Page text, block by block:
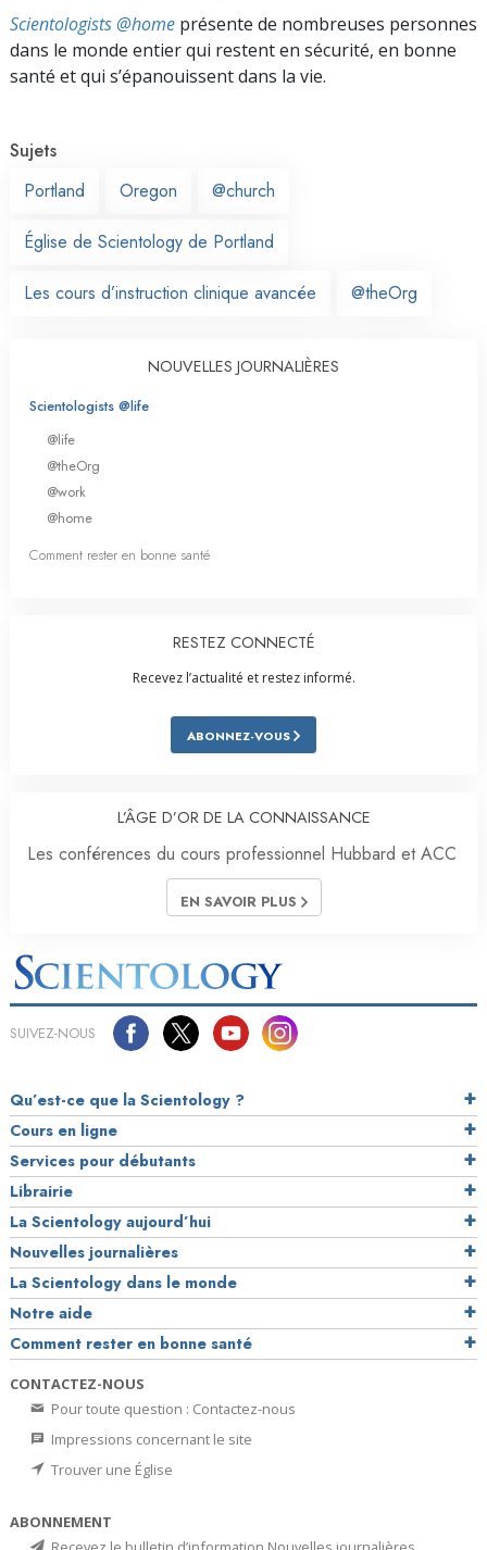
Scientologists @home présente de nombreuses personnes
dans le monde entier qui restent en sécurité, en bonne
santé et qui s’épanouissent dans la vie.
Sujets
Portland
Oregon @church
Église de Scientology de Portland
Les cours d’instruction clinique avancée @theOrg
NOUVELLES JOURNALIÈRES
Scientologists @life
@life
@theOrg
@work
@home
Comment rester en bonne santé
RESTEZ CONNECTÉ
Recevez l’actualité et restez informé.
ABONNEZ-VOUS
L’ÂGE D’OR DE LA CONNAISSANCE
Les conférences du cours professionnel Hubbard et ACC
EN SAVOIR PLUS
SUIVEZ-NOUS
Qu’est-ce que la Scientology ?
Cours en ligne
Services pour débutants
Librairie
La Scientology aujourd’hui
Nouvelles journalières
La Scientology dans le monde
Notre aide
Comment rester en bonne santé
CONTACTEZ-NOUS
Pour toute question : Contactez-nous
Impressions concernant le site
Trouver une Église
ABONNEMENT